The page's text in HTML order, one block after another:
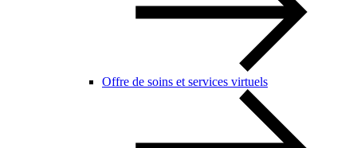
Offre de soins et services virtuels